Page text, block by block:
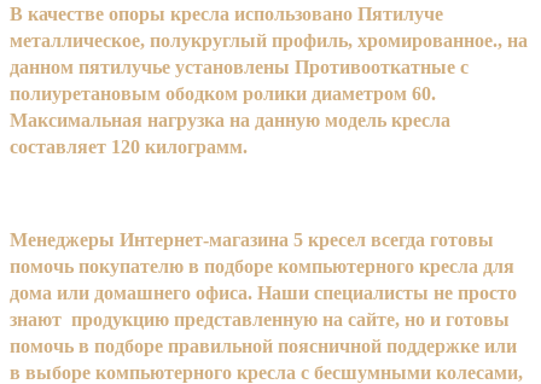
В качестве опоры кресла использовано Пятилуче
металлическое, полукруглый профиль, хромированное., на
данном пятилучье установлены Противооткатные с
полиуретановым ободком ролики диаметром 60.
Максимальная нагрузка на данную модель кресла
составляет 120 килограмм.
Менеджеры Интернет-магазина 5 кресел всегда готовы
помочь покупателю в подборе компьютерного кресла для
дома или домашнего офиса. Наши специалисты не просто
знают продукцию представленную на сайте, но и готовы
помочь в подборе правильной поясничной поддержке или
в выборе компьютерного кресла с бесшумными колесами,